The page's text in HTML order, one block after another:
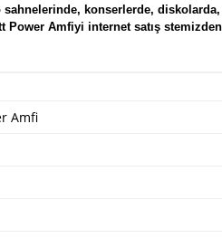
konserlerde,
Power Amfiyi internet satış
Amfi